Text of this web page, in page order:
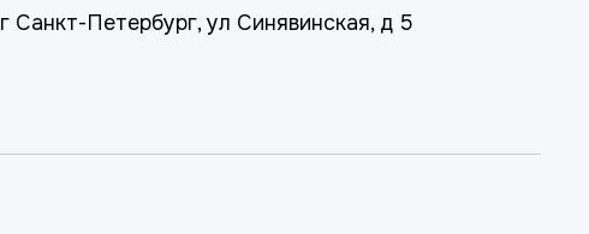
г Санкт-Петербург, ул Синявинская, д 5